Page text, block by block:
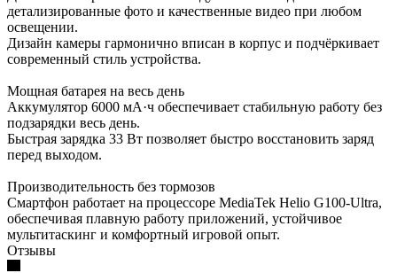
детализированные фото и качественные видео при любом
освещении.
Дизайн камеры гармонично вписан в корпус и подчёркивает
современный стиль устройства.
Мощная батарея на весь день
Аккумулятор 6000 мА·ч обеспечивает стабильную работу без
подзарядки весь день.
Быстрая зарядка 33 Вт позволяет быстро восстановить заряд
перед выходом.
Производительность без тормозов
Смартфон работает на процессоре MediaTek Helio G100-Ultra,
обеспечивая плавную работу приложений, устойчивое
мультитаскинг и комфортный игровой опыт.
Отзывы